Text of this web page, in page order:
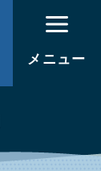
メニュー